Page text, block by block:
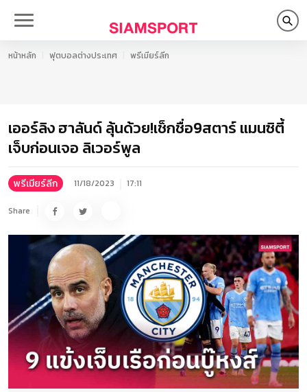
หน้าหลัก ฟุตบอลต่างประเทศ พรีเมียร์ลีก
เออร์ลิง ฮาลันด์ ลุ้นด้วย!เช็กชื่อ9สตาร์ แมนซิตี้
เจ็บก่อนเจอ ลิเวอร์พูล
พรีเมียร์ลีก 11/18/2023 17:11
Share